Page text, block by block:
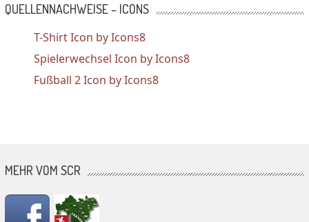
QUELLENNACHWEISE – ICONS
T-Shirt Icon by Icons8
Spielerwechsel Icon by Icons8
Fußball 2 Icon by Icons8
MEHR VOM SCR